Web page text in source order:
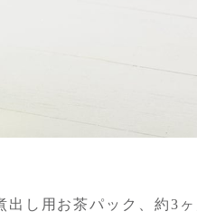
出し用お茶パック、約3